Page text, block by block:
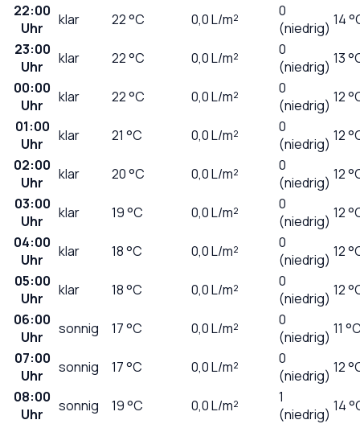
22:00
Uhr
klar 22°C 0,0L/m²
0
(niedrig) 14
23:00
Uhr
klar 22°C 0,0L/m²
0
(niedrig) 13
00:00
Uhr
klar 22°C 0,0L/m²
0
(niedrig) 12
01:00
Uhr
klar 21 °C 0,0L/m²
0
(niedrig) 12
02:00
Uhr
klar 20°C 0,0L/m²
0
(niedrig) 12
03:00
Uhr
klar 19°C 0,0L/m²
0
(niedrig) 12
04:00
Uhr
klar 18°C 0,0L/m²
0
(niedrig) 12
05:00
Uhr
klar 18°C 0,0L/m²
0
(niedrig) 12
06:00
Uhr
sonnig 17°C 0,0L/m²
0
(niedrig) 11
07:00
Uhr
sonnig 17°C 0,0L/m²
0
(niedrig) 12
08:00
Uhr
sonnig 19°C 0,0L/m²
1
(niedrig) 14